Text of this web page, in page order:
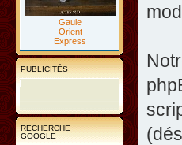
Gaule
Orient
Express
PUBLICITÉS
RECHERCHE
GOOGLE